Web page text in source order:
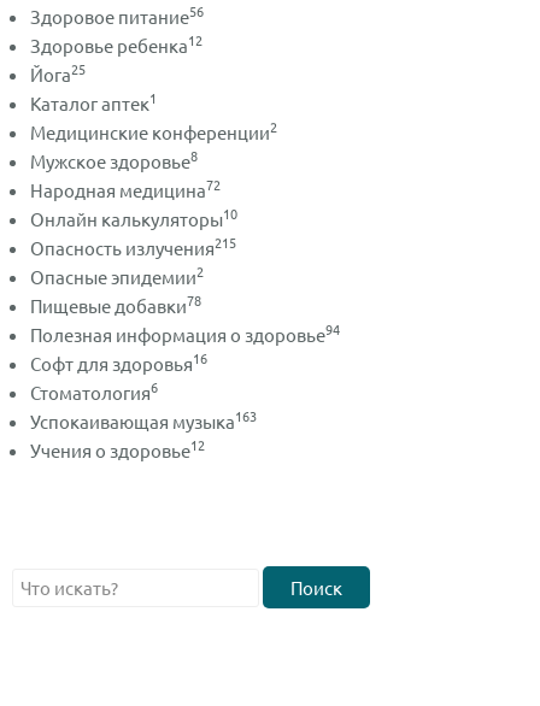
Здоровое питание56
Здоровье ребенка12
Йога25
Каталог аптек1
Медицинские конференции2
Мужское здоровье8
Народная медицина72
Онлайн калькуляторы10
Опасность излучения215
Опасные эпидемии2
Пищевые добавки78
Полезная информация о здоровье94
Софт для здоровья16
Стоматология6
Успокаивающая музыка163
Учения о здоровье12
Поиск